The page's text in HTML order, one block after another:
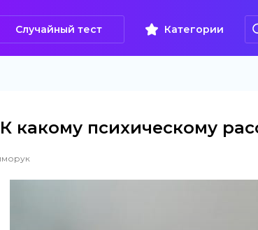
Случайный тест Категории
К какому психическому